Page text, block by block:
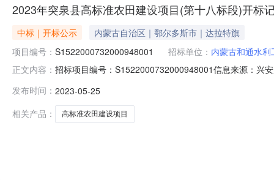
2023年突泉县高标准农田建设项目(第十八标段)开标
中标｜开标公示
内蒙古自治区｜鄂尔多斯市｜达拉特旗
项目编号： S1522000732000948001 招标单位： 内蒙古和通水
正文内容： 招标项目编号：S1522000732000948001信息来源：兴
元/%;工期:日历天;质量要求:;保证金金额:0.00元,投标文
发布时间： 2023-05-25
相关产品：
高标准农田建设项目